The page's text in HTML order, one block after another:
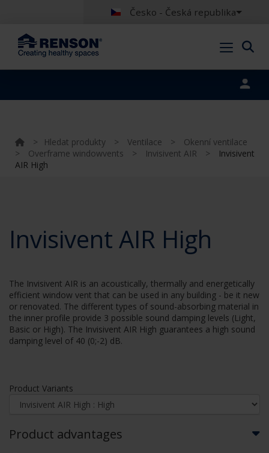
Česko - Česká republika
> Hledat produkty > Ventilace >
Okenní ventilace
>
Overframe windowvents > Invisivent AIR >
Invisivent
AIR High
Invisivent AIR High
The Invisivent AIR is an acoustically, thermally and energetically
efficient window vent that can be used in any building - be it new
or renovated. The different types of sound-absorbing material in
the inner profile provide 3 possible sound damping levels (Light,
Basic or High). The Invisivent AIR High guarantees a high sound
damping level of 40 (0;-2) dB.
Product Variants
Product advantages